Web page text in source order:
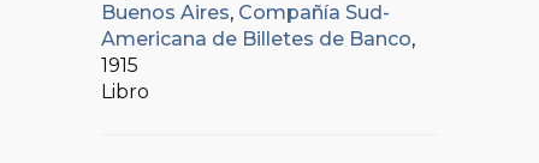
Buenos Aires, Compañía Sud-
Americana de Billetes de Banco,
1915
Libro